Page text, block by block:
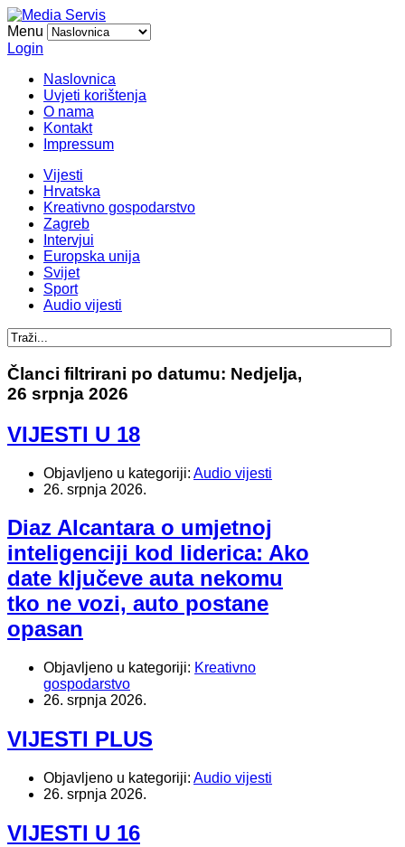
Menu
Login
Naslovnica
Uvjeti korištenja
O nama
Kontakt
Impressum
Vijesti
Hrvatska
Kreativno gospodarstvo
Zagreb
Intervjui
Europska unija
Svijet
Sport
Audio vijesti
Članci filtrirani po datumu: Nedjelja,
26 srpnja 2026
VIJESTI U 18
Objavljeno u kategoriji: Audio vijesti
26. srpnja 2026.
Diaz Alcantara o umjetnoj
inteligenciji kod liderica: Ako
date ključeve auta nekomu
tko ne vozi, auto postane
opasan
Objavljeno u kategoriji: Kreativno
gospodarstvo
26. srpnja 2026.
VIJESTI PLUS
Objavljeno u kategoriji: Audio vijesti
26. srpnja 2026.
VIJESTI U 16